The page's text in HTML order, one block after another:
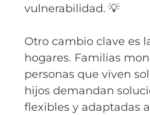
vulnerabilidad. 💡
Otro cambio clave es
hogares. Familias
personas que viven
hijos demandan
flexibles y adaptadas